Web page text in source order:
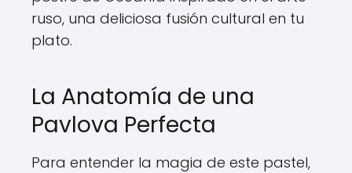
ruso, una deliciosa fusión cultural en tu
plato.
La Anatomía de una
Pavlova Perfecta
Para entender la magia de este pastel,